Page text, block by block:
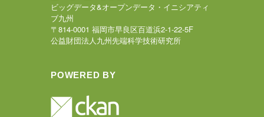
ビッグデータ&オープンデータ・イニシアティ
ブ九州
〒814-0001 福岡市早良区百道浜2-1-22-5F
公益財団法人九州先端科学技術研究所
POWERED BY